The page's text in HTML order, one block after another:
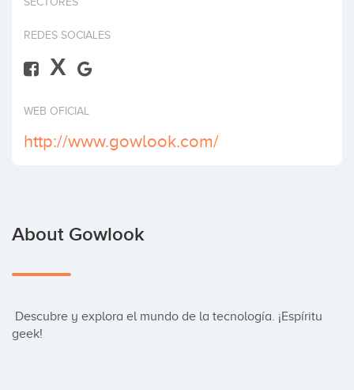
REDES SOCIALES
X
WEB OFICIAL
http://www.gowlook.com/
About Gowlook
geek!